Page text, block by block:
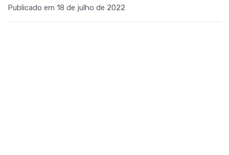
Publicado em 18 de julho de 2022